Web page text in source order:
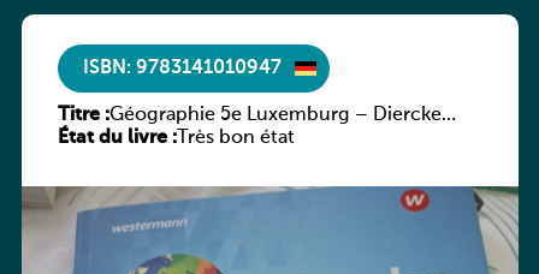
ISBN: 9783141010947
Titre :Géographie 5e Luxemburg – Diercke
Praxis
État du livre :Très bon état